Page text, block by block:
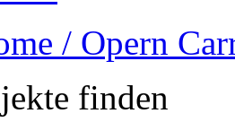
/ Opern
finden